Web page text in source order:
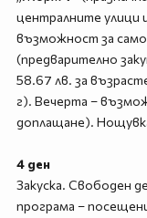
централните улици
възможност за
(предварително
58.67 лв. за
г). Вечерта –
доплащане).
4 ден
Закуска. Свободен
програма –